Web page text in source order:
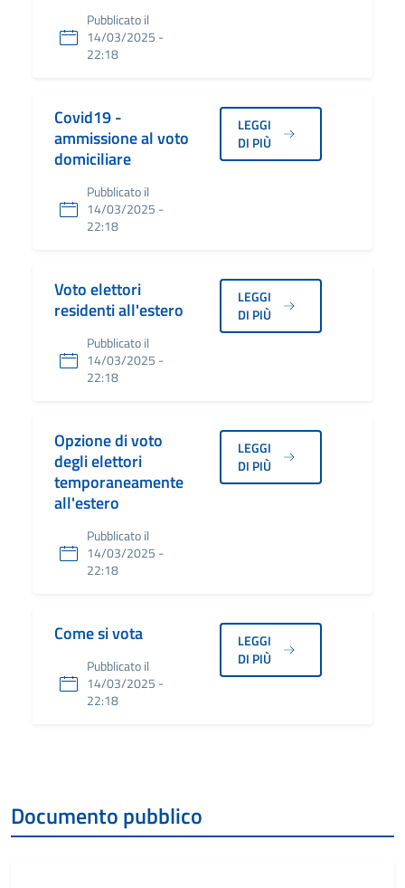
Pubblicato il
14/03/2025 -
22:18
Covid19 -
ammissione al voto
domiciliare
Pubblicato il
14/03/2025 -
22:18
LEGGI
DI PIÙ
Voto elettori
residenti all'estero
Pubblicato il
14/03/2025 -
22:18
LEGGI
DI PIÙ
Opzione di voto
degli elettori
temporaneamente
all'estero
Pubblicato il
14/03/2025 -
22:18
LEGGI
DI PIÙ
Come si vota
Pubblicato il
14/03/2025 -
22:18
LEGGI
DI PIÙ
Documento pubblico